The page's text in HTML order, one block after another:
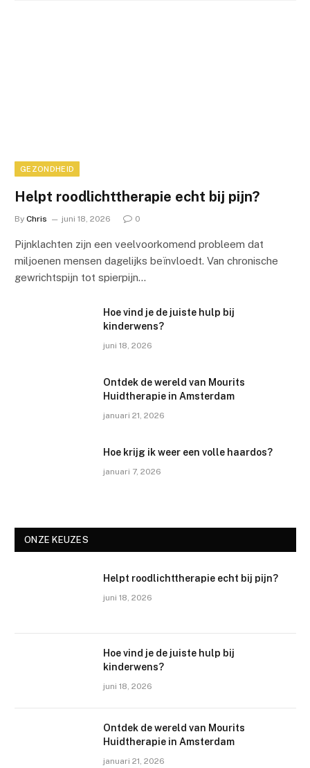
GEZONDHEID
Helpt roodlichttherapie echt bij pijn?
By Chris juni 18, 2026 0
Pijnklachten zijn een veelvoorkomend probleem dat
miljoenen mensen dagelijks beïnvloedt. Van chronische
gewrichtspijn tot spierpijn…
Hoe vind je de juiste hulp bij
kinderwens?
juni 18, 2026
Ontdek de wereld van Mourits
Huidtherapie in Amsterdam
januari 21, 2026
Hoe krijg ik weer een volle haardos?
januari 7, 2026
ONZE KEUZES
Helpt roodlichttherapie echt bij pijn?
juni 18, 2026
Hoe vind je de juiste hulp bij
kinderwens?
juni 18, 2026
Ontdek de wereld van Mourits
Huidtherapie in Amsterdam
januari 21, 2026